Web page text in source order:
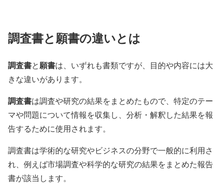
調査書と願書の違いとは
調査書と願書は、いずれも書類ですが、目的や内容には大
きな違いがあります。
調査書は調査や研究の結果をまとめたもので、特定のテー
マや問題について情報を収集し、分析・解釈した結果を報
告するために使用されます。
調査書は学術的な研究やビジネスの分野で一般的に利用さ
れ、例えば市場調査や科学的な研究の結果をまとめた報告
書が該当します。